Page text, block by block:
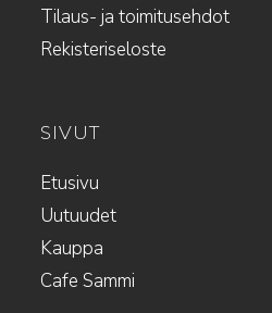
Tilaus- ja toimitusehdot
Rekisteriseloste
SIVUT
Etusivu
Uutuudet
Kauppa
Cafe Sammi